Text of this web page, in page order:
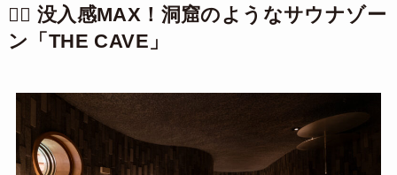
🧖‍♂️ 没入感MAX！洞窟のようなサウナゾー
ン「THE CAVE」